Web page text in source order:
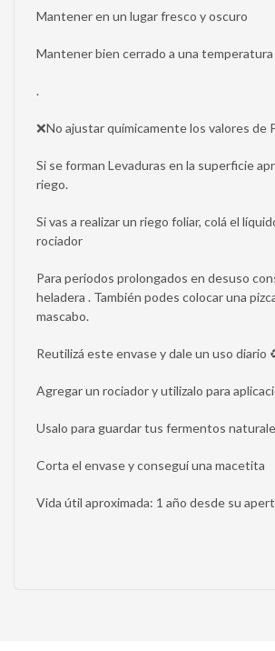
Mantener en un lugar fresco y oscuro
Mantener bien cerrado a una
.
❌No ajustar químicamente los valores de
Si se forman Levaduras en la superficie
riego.
Si vas a realizar un riego foliar, colá el
rociador
Para periodos prolongados en desuso
heladera . También podes colocar una
mascabo.
Reutilizá este envase y dale un uso diario
Agregar un rociador y utilizalo para
Usalo para guardar tus fermentos
Corta el envase y conseguí una macetita
Vida útil aproximada: 1 año desde su